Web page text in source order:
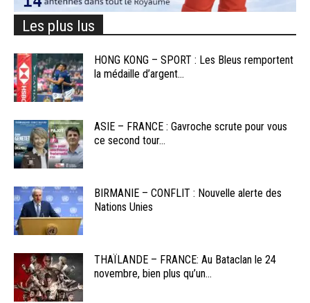
Les plus lus
HONG KONG – SPORT : Les Bleus remportent
la médaille d’argent...
ASIE – FRANCE : Gavroche scrute pour vous
ce second tour...
BIRMANIE – CONFLIT : Nouvelle alerte des
Nations Unies
THAÏLANDE – FRANCE: Au Bataclan le 24
novembre, bien plus qu’un...